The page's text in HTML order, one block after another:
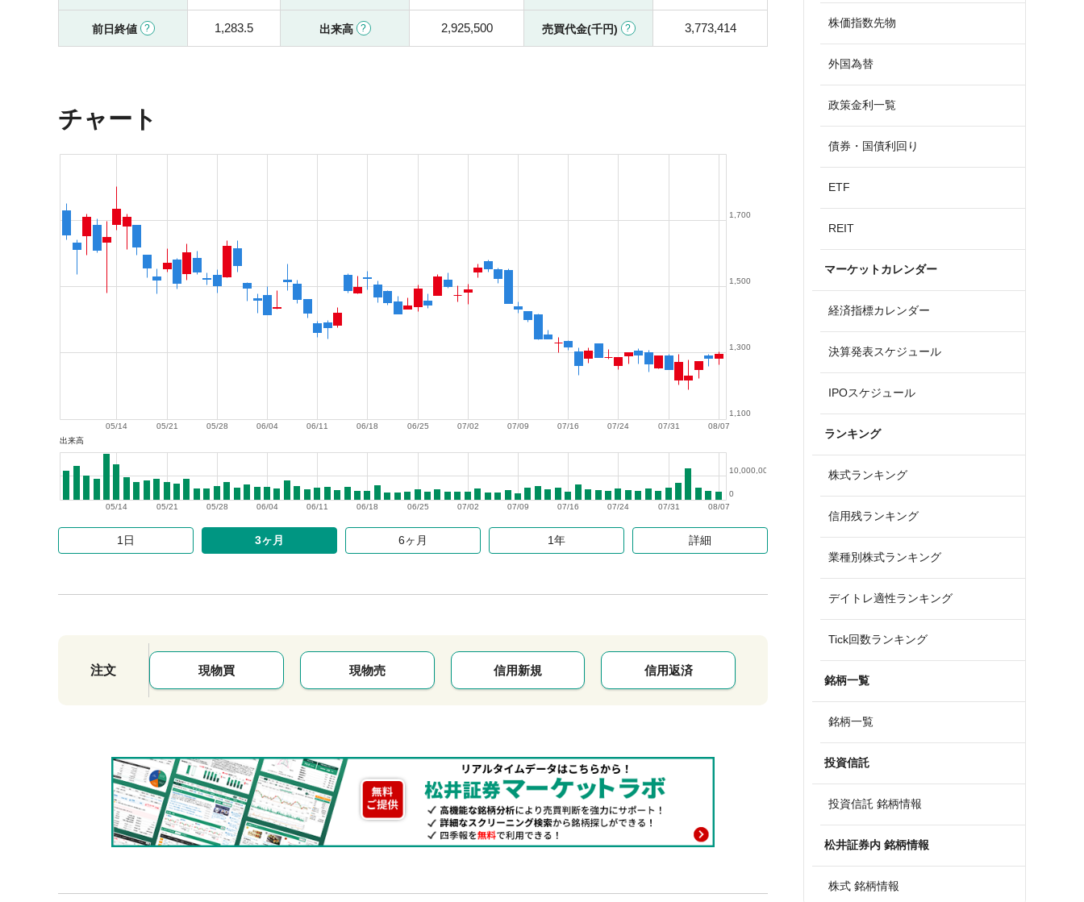
前日終値 1,283.5 出来高 2,925,500 売買代金(千円) 3,773,414
チャート
08/07
07/31
07/24
07/16
07/09
07/02
06/25
06/18
06/11
06/04
05/28
05/21
05/14
1,100
1,300
1,500
1,700
出来高
08/07
07/31
07/24
07/16
07/09
07/02
06/25
06/18
06/11
06/04
05/28
05/21
05/14
0
10,000,000
1日 3ヶ月 6ヶ月 1年 詳細
注文 現物買 現物売 信用新規 信用返済
株価指数先物
外国為替
政策金利一覧
債券・国債利回り
ETF
REIT
マーケットカレンダー
経済指標カレンダー
決算発表スケジュール
IPOスケジュール
ランキング
株式ランキング
信用残ランキング
業種別株式ランキング
デイトレ適性ランキング
Tick回数ランキング
銘柄一覧
銘柄一覧
投資信託
投資信託 銘柄情報
松井証券内 銘柄情報
株式 銘柄情報